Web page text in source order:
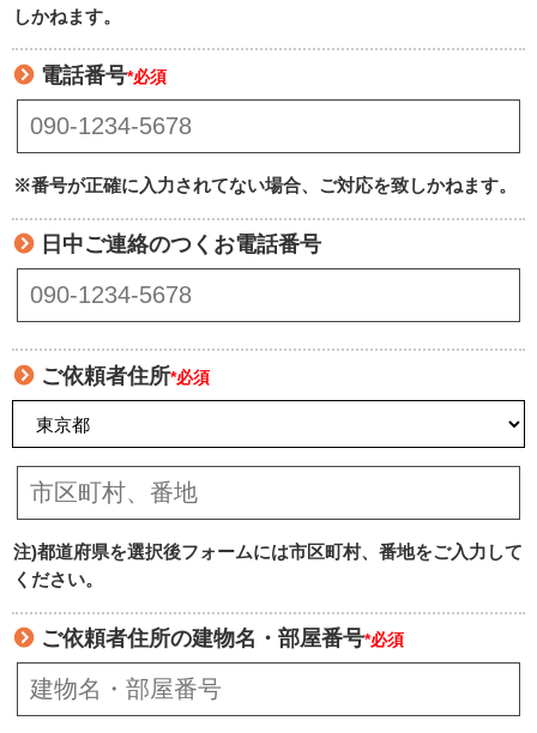
しかねます。
電話番号*必須
※番号が正確に入力されてない場合、ご対応を致しかねます。
日中ご連絡のつくお電話番号
ご依頼者住所*必須
注)都道府県を選択後フォームには市区町村、番地をご入力して
ください。
ご依頼者住所の建物名・部屋番号*必須